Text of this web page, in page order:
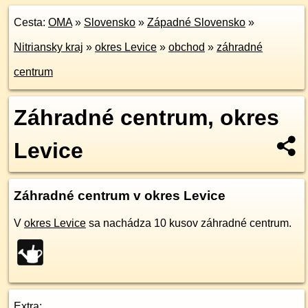
Cesta: OMA» Slovensko » Západné Slovensko »
Nitriansky kraj » okres Levice » obchod » záhradné
centrum
Záhradné centrum, okres
Levice
Záhradné centrum v okres Levice
V okres Levice sa nachádza 10 kusov záhradné centrum.